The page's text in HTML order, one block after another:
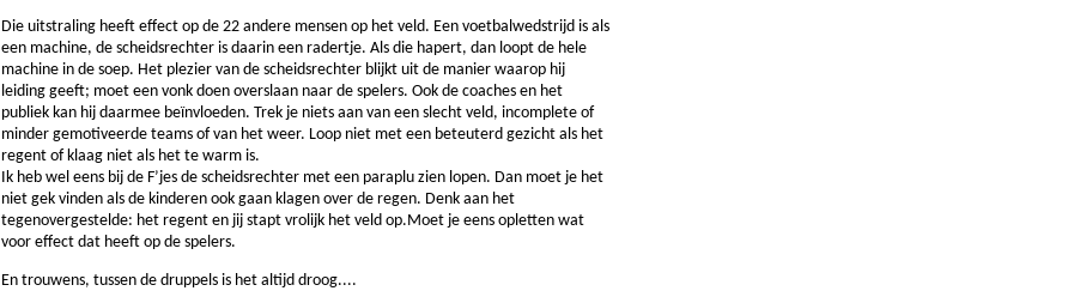
Die uitstraling heeft effect op de 22 andere mensen op het veld. Een voetbalwedstrijd is als
een machine, de scheidsrechter is daarin een radertje. Als die hapert, dan loopt de hele
machine in de soep. Het plezier van de scheidsrechter blijkt uit de manier waarop hij
leiding geeft; moet een vonk doen overslaan naar de spelers. Ook de coaches en het
publiek kan hij daarmee beïnvloeden. Trek je niets aan van een slecht veld, incomplete of
minder gemotiveerde teams of van het weer. Loop niet met een beteuterd gezicht als het
regent of klaag niet als het te warm is.
Ik heb wel eens bij de F’jes de scheidsrechter met een paraplu zien lopen. Dan moet je het
niet gek vinden als de kinderen ook gaan klagen over de regen. Denk aan het
tegenovergestelde: het regent en jij stapt vrolijk het veld op.Moet je eens opletten wat
voor effect dat heeft op de spelers.
En trouwens, tussen de druppels is het altijd droog....